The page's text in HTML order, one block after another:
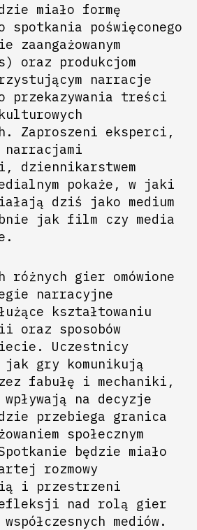
miało formę
spotkania poświęconego
zaangażowanym
oraz produkcjom
narracje
przekazywania treści
Zaproszeni eksperci,
dziennikarstwem
pokaże, w jaki
dziś jako medium
jak film czy media
różnych gier omówione
narracyjne
kształtowaniu
oraz sposobów
Uczestnicy
gry komunikują
fabułę i mechaniki,
na decyzje
przebiega granica
społecznym
będzie miało
rozmowy
i przestrzeni
nad rolą gier
mediów.